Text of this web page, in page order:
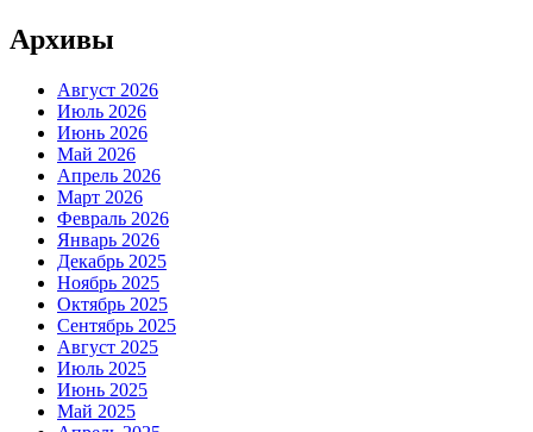
Архивы
Август 2026
Июль 2026
Июнь 2026
Май 2026
Апрель 2026
Март 2026
Февраль 2026
Январь 2026
Декабрь 2025
Ноябрь 2025
Октябрь 2025
Сентябрь 2025
Август 2025
Июль 2025
Июнь 2025
Май 2025